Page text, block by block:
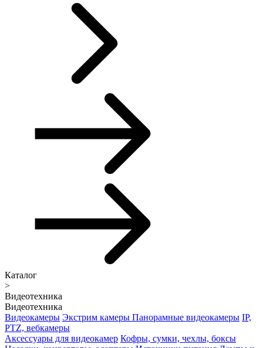
Каталог
>
Видеотехника
Видеотехника
Видеокамеры Экстрим камеры Панорамные видеокамеры IP,
PTZ, вебкамеры
Аксессуары для видеокамер Кофры, сумки, чехлы, боксы